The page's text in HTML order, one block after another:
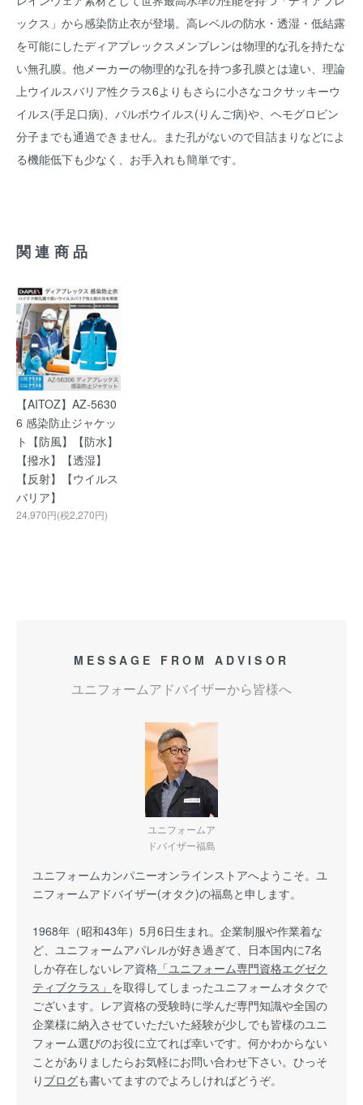
ックス」から感染防止衣が登場。高レベルの防水・透湿・低結露
を可能にしたディアプレックスメンブレンは物理的な孔を持たな
い無孔膜。他メーカーの物理的な孔を持つ多孔膜とは違い、理論
上ウイルスバリア性クラス6よりもさらに小さなコクサッキーウ
イルス(手足口病)、バルボウイルス(りんご病)や、ヘモグロビン
分子までも通過できません。また孔がないので目詰まりなどによ
る機能低下も少なく、お手入れも簡単です。
関連商品
【AITOZ】AZ-5630
6 感染防止ジャケッ
ト【防風】【防水】
【撥水】【透湿】
【反射】【ウイルス
バリア】
24,970円(税2,270円)
MESSAGE FROM ADVISOR
ユニフォームアドバイザーから皆様へ
ユニフォームア
ドバイザー福島
ユニフォームカンパニーオンラインストアへようこそ。ユ
ニフォームアドバイザー(オタク)の福島と申します。
1968年（昭和43年）5月6日生まれ。企業制服や作業着な
ど、ユニフォームアパレルが好き過ぎて、日本国内に7名
しか存在しないレア資格 「ユニフォーム専門資格エグゼク
ティブクラス」 を取得してしまったユニフォームオタクで
ございます。レア資格の受験時に学んだ専門知識や全国の
企業様に納入させていただいた経験が少しでも皆様のユニ
フォーム選びのお役に立てれば幸いです。何かわからない
ことがありましたらお気軽にお問い合わせ下さい。ひっそ
り ブログも書いてますのでよろしければどうぞ。